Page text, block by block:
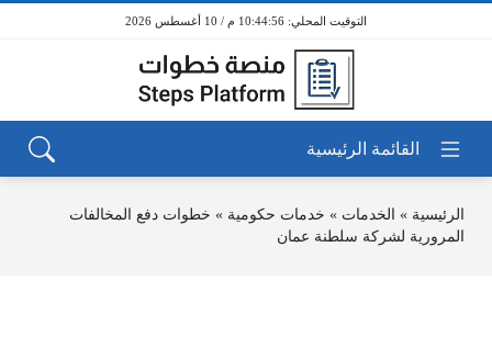
10:44:56 م / 10 أغسطس 2026
الرئيسية » الخدمات » خدمات حكومية » خطوات دفع المخالفات
المرورية لشركة سلطنة عمان